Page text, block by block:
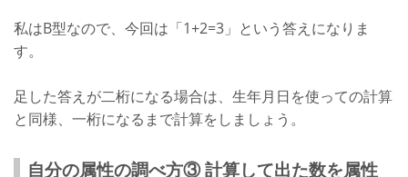
私はB型なので、今回は「1+2=3」という答えになりま
す。
足した答えが二桁になる場合は、生年月日を使っての計算
と同様、一桁になるまで計算をしましょう。
自分の属性の調べ方③ 計算して出た数を属性